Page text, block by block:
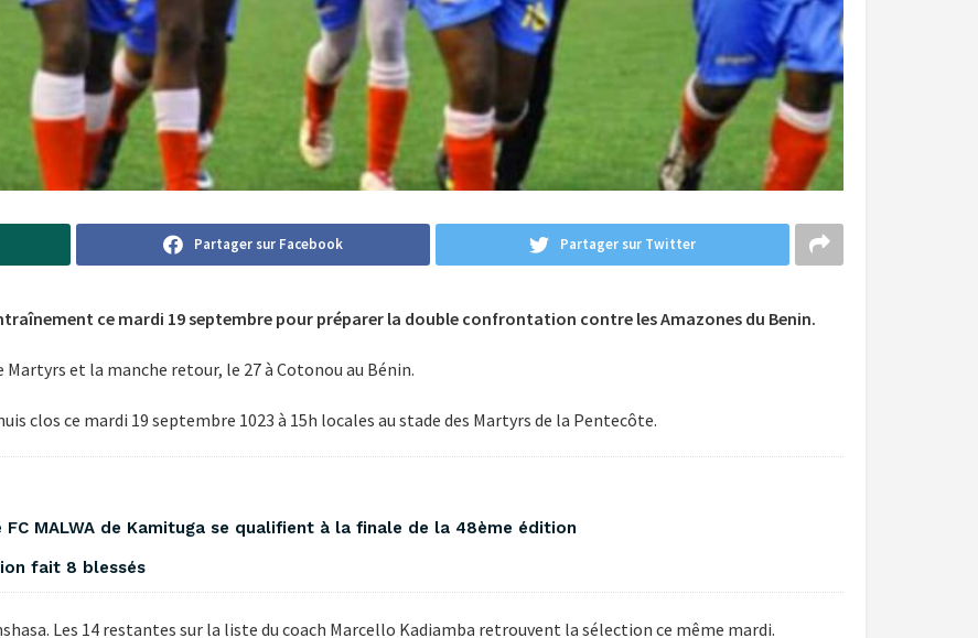
Partager sur Facebook Partager sur Twitter
ce mardi 19 septembre pour préparer la double confrontation contre les Amazones du Benin.
et la manche retour, le 27 à Cotonou au Bénin.
clos ce mardi 19 septembre 1023 à 15h locales au stade des Martyrs de la Pentecôte.
FC MALWA de Kamituga se qualifient à la finale de la 48ème édition
fait 8 blessés
Les 14 restantes sur la liste du coach Marcello Kadiamba retrouvent la sélection ce même mardi.